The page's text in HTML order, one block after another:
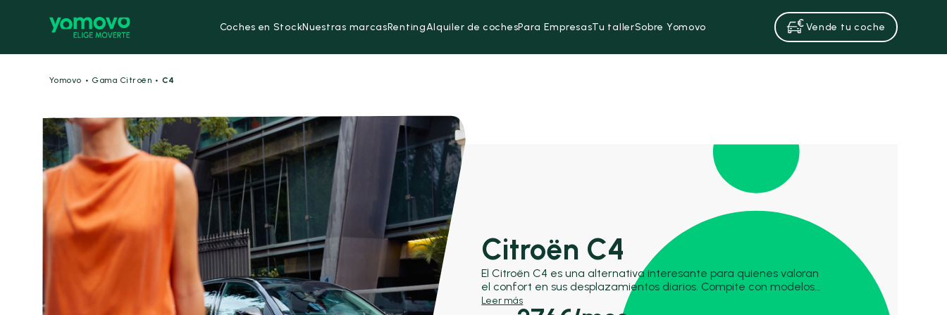
Coches en StockNuestras marcasRentingAlquiler de cochesPara EmpresasTu tallerSobre Yomovo Vende tu coche
Yomovo · Gama Citroën · C4
Citroën C4
El Citroën C4 es una alternativa interesante para quienes valoran
el confort en sus desplazamientos diarios. Compite con modelos
como el Kia Ceed y el Hyundai i30, destacando por su diseño
Leer más